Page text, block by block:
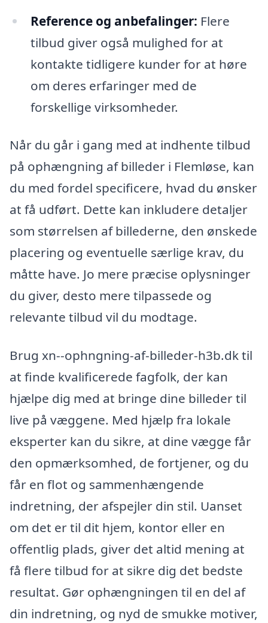
Reference og anbefalinger: Flere
tilbud giver også mulighed for at
kontakte tidligere kunder for at høre
om deres erfaringer med de
forskellige virksomheder.
Når du går i gang med at indhente tilbud
på ophængning af billeder i Flemløse, kan
du med fordel specificere, hvad du ønsker
at få udført. Dette kan inkludere detaljer
som størrelsen af billederne, den ønskede
placering og eventuelle særlige krav, du
måtte have. Jo mere præcise oplysninger
du giver, desto mere tilpassede og
relevante tilbud vil du modtage.
Brug xn--ophngning-af-billeder-h3b.dk til
at finde kvalificerede fagfolk, der kan
hjælpe dig med at bringe dine billeder til
live på væggene. Med hjælp fra lokale
eksperter kan du sikre, at dine vægge får
den opmærksomhed, de fortjener, og du
får en flot og sammenhængende
indretning, der afspejler din stil. Uanset
om det er til dit hjem, kontor eller en
offentlig plads, giver det altid mening at
få flere tilbud for at sikre dig det bedste
resultat. Gør ophængningen til en del af
din indretning, og nyd de smukke motiver,